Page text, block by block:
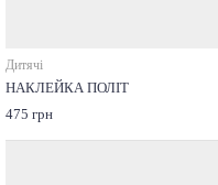
Дитячі
НАКЛЕЙКА ПОЛІТ
475 грн